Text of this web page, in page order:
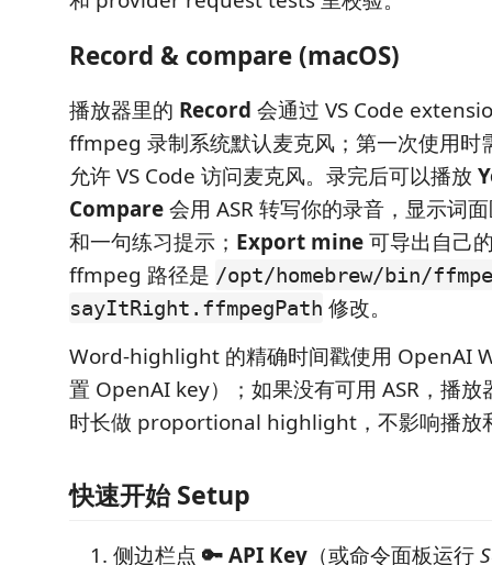
Record & compare (macOS)
播放器里的 Record 会通过 VS Code
ffmpeg 录制系统默认麦克风；第一次使用时
允许 VS Code 访问麦克风。录完后可以播放
Compare会用 ASR 转写你的录音，显示词
和一句练习提示； Export mine可导出自己
ffmpeg 路径是 /opt/homebrew/bin/
sayItRight.ffmpegPath 修改。
Word-highlight 的精确时间戳使用 OpenAI
置 OpenAI key）；如果没有可用 ASR，播放
时长做 proportional highlight，不影响播放
快速开始 Setup
侧边栏点 🔑 API Key （或命令面板运行